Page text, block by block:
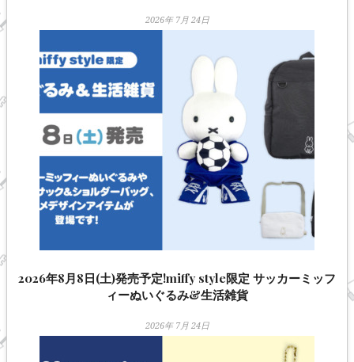
2026年 7月 24日
2026年8月8日(土)発売予定!miffy style限定 サッカーミッフ
ィーぬいぐるみ&生活雑貨
2026年 7月 24日